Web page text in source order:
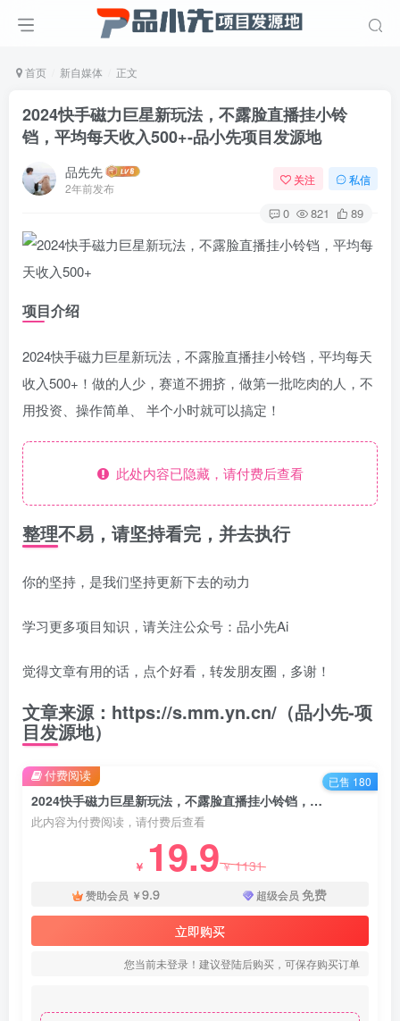
首页 新自媒体 正文
2024快手磁力巨星新玩法，不露脸直播挂小铃
铛，平均每天收入500+-品小先项目发源地
品先先
2年前发布
关注 私信
0 821 89
项目介绍
2024快手磁力巨星新玩法，不露脸直播挂小铃铛，平均每天
收入500+！做的人少，赛道不拥挤，做第一批吃肉的人，不
用投资、操作简单、 半个小时就可以搞定！
此处内容已隐藏，请付费后查看
整理不易，请坚持看完，并去执行
你的坚持，是我们坚持更新下去的动力
学习更多项目知识，请关注公众号：品小先Ai
觉得文章有用的话，点个好看，转发朋友圈，多谢！
文章来源：https://s.mm.yn.cn/（品小先-项
目发源地）
2024快手磁力巨星新玩法，不露脸直播挂小铃铛，平均每天收入500+ - 资源之家
此内容为付费阅读，请付费后查看
￥ 19.9￥1131
赞助会员 ￥9.9 超级会员 免费
立即购买
您当前未登录！建议登陆后购买，可保存购买订单
付费阅读 已售 180